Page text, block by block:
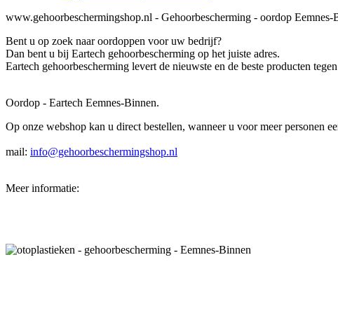
www.gehoorbeschermingshop.nl - Gehoorbescherming - oordop Eemnes-
Bent u op zoek naar oordoppen voor uw bedrijf?
Dan bent u bij Eartech gehoorbescherming op het juiste adres.
Eartech gehoorbescherming levert de nieuwste en de beste producten
Oordop - Eartech Eemnes-Binnen.
Op onze webshop kan u direct bestellen, wanneer u voor meer personen
mail: info@gehoorbeschermingshop.nl
Meer informatie: